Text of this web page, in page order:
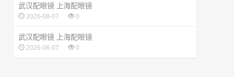
武汉配眼镜 上海配眼镜
2026-08-07 0
武汉配眼镜 上海配眼镜
2026-08-07 0